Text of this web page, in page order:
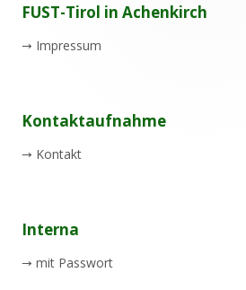
Inhalt
FUST-Tirol in Achenkirch
→ Impressum
Kontaktaufnahme
→ Kontakt
Interna
→ mit Passwort